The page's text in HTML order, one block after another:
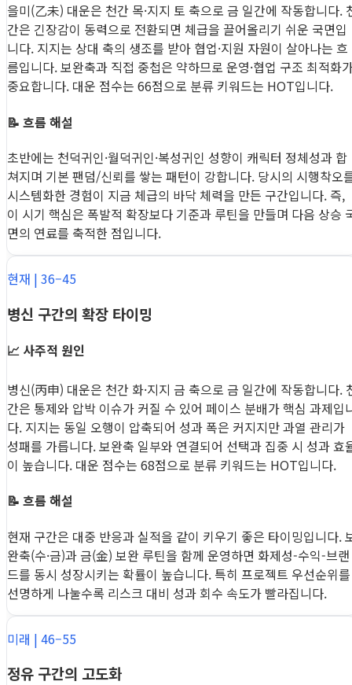
을미(乙未) 대운은 천간 목·지지 토 축으로 금 일간에 작동합니다.
간은 긴장감이 동력으로 전환되면 체급을 끌어올리기 쉬운 국면입
니다. 지지는 상대 축의 생조를 받아 협업·지원 자원이 살아나는 흐
름입니다. 보완축과 직접 중첩은 약하므로 운영·협업 구조 최적화
중요합니다. 대운 점수는 66점으로 분류 키워드는 HOT입니다.
📝 흐름 해설
초반에는 천덕귀인·월덕귀인·복성귀인 성향이 캐릭터 정체성과 합
쳐지며 기본 팬덤/신뢰를 쌓는 패턴이 강합니다. 당시의 시행착오
시스템화한 경험이 지금 체급의 바닥 체력을 만든 구간입니다. 즉,
이 시기 핵심은 폭발적 확장보다 기준과 루틴을 만들며 다음 상승
면의 연료를 축적한 점입니다.
현재 | 36–45
병신 구간의 확장 타이밍
📈 사주적 원인
병신(丙申) 대운은 천간 화·지지 금 축으로 금 일간에 작동합니다.
간은 통제와 압박 이슈가 커질 수 있어 페이스 분배가 핵심 과제입
다. 지지는 동일 오행이 압축되어 성과 폭은 커지지만 과열 관리가
성패를 가릅니다. 보완축 일부와 연결되어 선택과 집중 시 성과 효
이 높습니다. 대운 점수는 68점으로 분류 키워드는 HOT입니다.
📝 흐름 해설
현재 구간은 대중 반응과 실적을 같이 키우기 좋은 타이밍입니다.
완축(수·금)과 금(金) 보완 루틴을 함께 운영하면 화제성-수익-브랜
드를 동시 성장시키는 확률이 높습니다. 특히 프로젝트 우선순위를
선명하게 나눌수록 리스크 대비 성과 회수 속도가 빨라집니다.
미래 | 46–55
정유 구간의 고도화